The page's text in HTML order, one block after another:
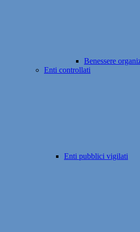
Benessere
Enti controllati
Enti pubblici vigilati